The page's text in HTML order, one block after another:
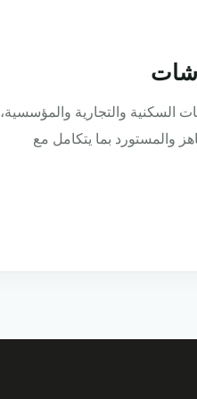
والتجارية والمؤسسية،
بما يتكامل مع